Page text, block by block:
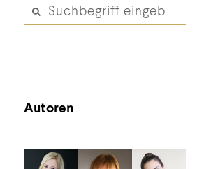
Autoren